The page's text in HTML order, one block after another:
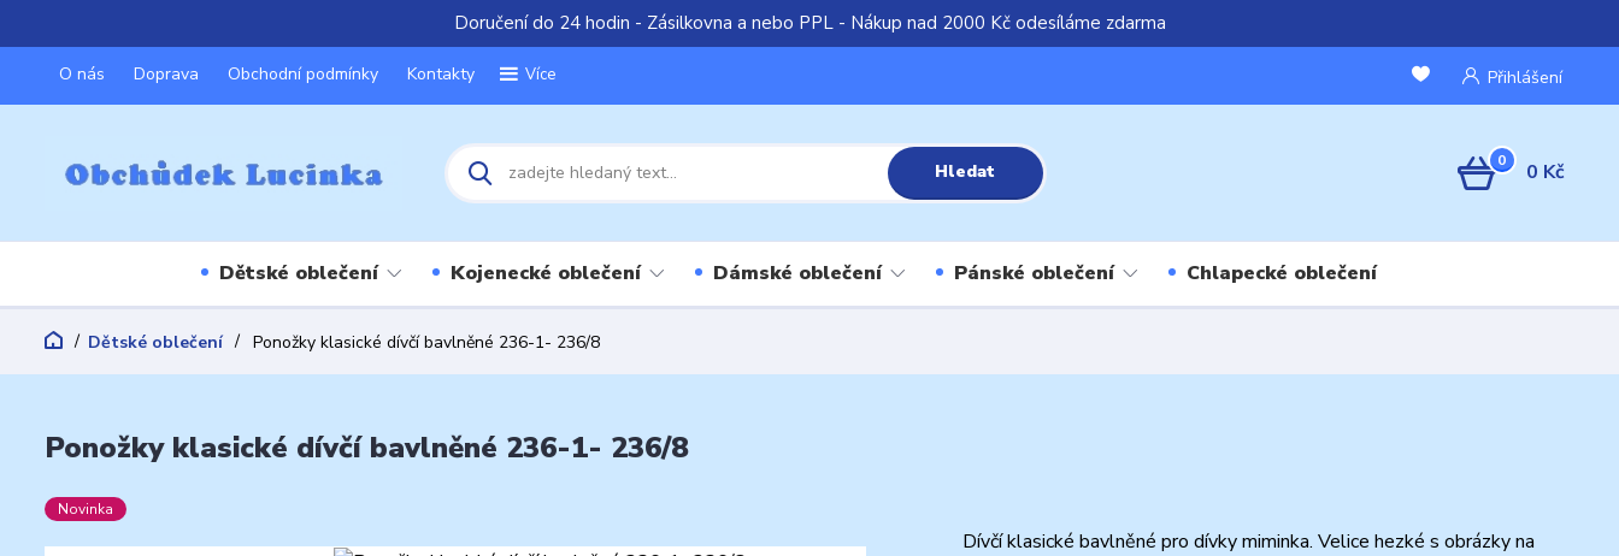
Doručení do 24 hodin - Zásilkovna a nebo PPL - Nákup nad 2000 Kč odesíláme zdarma
O nás Doprava Obchodní podmínky Kontakty Více Přihlášení
Hledat 0 0 Kč
Dětské oblečení Kojenecké oblečení Dámské oblečení Pánské oblečení Chlapecké oblečení
Dětské oblečení Ponožky klasické dívčí bavlněné 236-1- 236/8
Ponožky klasické dívčí bavlněné 236-1- 236/8
Novinka
Dívčí klasické bavlněné pro dívky miminka. Velice hezké s obrázky na